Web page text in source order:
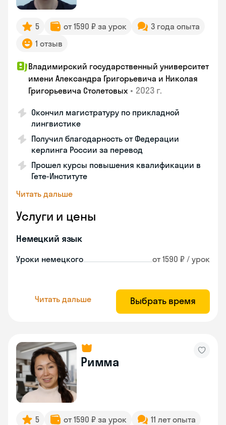
5 от 1590 ₽ за урок
3 года опыта
1 отзыв
Владимирский государственный университет
имени Александра Григорьевича и Николая
Григорьевича Столетовых • 2023 г.
Окончил магистратуру по прикладной
лингвистике
Получил благодарность от Федерации
керлинга России за перевод
Прошел курсы повышения квалификации в
Гете-Институте
Читать дальше
Услуги и цены
Немецкий язык
Уроки немецкого от 1590 ₽ / урок
Читать дальше Выбрать время
Римма
5 от 1590 ₽ за урок
11 лет опыта